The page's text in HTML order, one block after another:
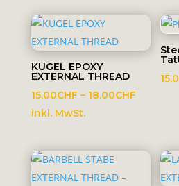
KUGEL EPOXY
EXTERNAL THREAD
15.00CHF – 18.00CHF
inkl. MwSt.